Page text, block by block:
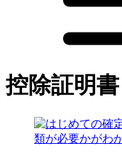
控除証明書